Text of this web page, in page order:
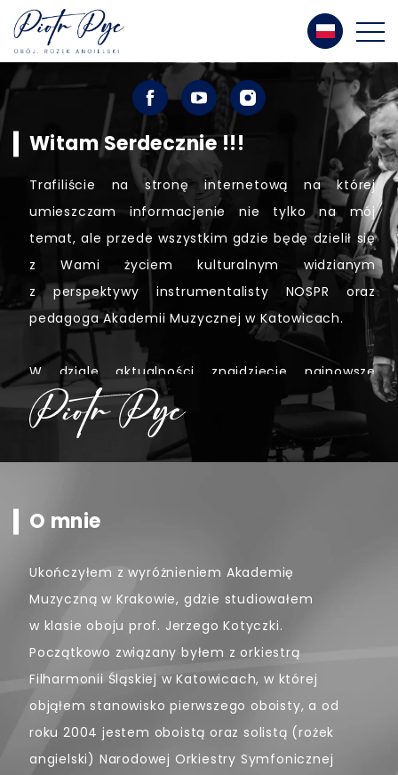
Witam Serdecznie !!!
Trafiliście na stronę internetową na której
umieszczam informacjenie nie tylko na mój
temat, ale przede wszystkim gdzie będę dzielił się
z Wami życiem kulturalnym widzianym
z perspektywy instrumentalisty NOSPR oraz
pedagoga Akademii Muzycznej w Katowicach.
W dziale aktualności znajdziecie najnowsze
informacje na temat ostatnich, najważniejszych
dla mnie wydarzeń oraz projektów nad któymi
właśnie pracuję. Zachęcam również do śledzenia
O mnie
Ukończyłem z wyróżnieniem Akademię
Muzyczną w Krakowie, gdzie studiowałem
w klasie oboju prof. Jerzego Kotyczki.
Początkowo związany byłem z orkiestrą
Filharmonii Śląskiej w Katowicach, w której
objąłem stanowisko pierwszego oboisty, a od
roku 2004 jestem oboistą oraz solistą (rożek
angielski) Narodowej Orkiestry Symfonicznej